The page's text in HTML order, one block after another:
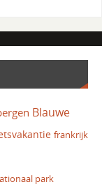
Blauwe
frankrijk
park